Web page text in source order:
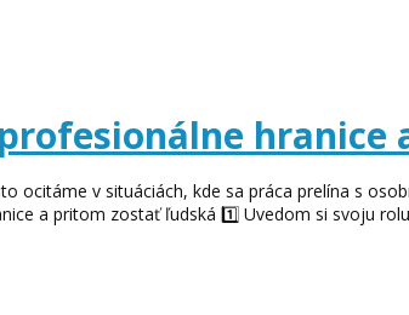
hranice
v situáciách, kde sa práca prelína s
a pritom zostať ľudská 1️⃣ Uvedom si svoju